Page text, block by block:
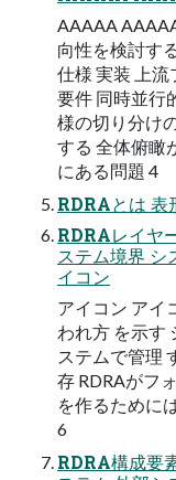
AAAAA
向性を検討す
仕様 実装 上流
要件 同時並行
様の切り分け
する 全体俯瞰
にある問題 4
RDRAとは 表
RDRAレイヤ
ステム境界
イコン
アイコン アイ
われ方 を示す
ステムで管理
存 RDRAがフ
を作るために
6
RDRA構成要